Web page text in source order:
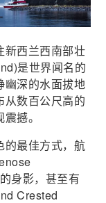
新西兰西南部壮
是世界闻名的
幽深的水面拔地
从数百公尺高的
撼。
的最佳方式，航
身影，甚至有
Crested